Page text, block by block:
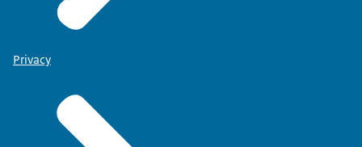
Privacy